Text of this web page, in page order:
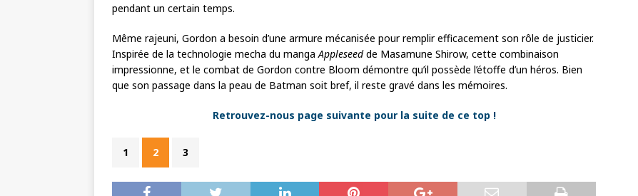
pendant un certain temps.
Même rajeuni, Gordon a besoin d’une armure mécanisée pour remplir efficacement son rôle de justicier.
Inspirée de la technologie mecha du mangaAppleseedde Masamune Shirow, cette combinaison
impressionne, et le combat de Gordon contre Bloom démontre qu’il possède l’étoffe d’un héros. Bien
que son passage dans la peau de Batman soit bref, il reste gravé dans les mémoires.
Retrouvez-nous page suivante pour la suite de ce top !
1 2 3